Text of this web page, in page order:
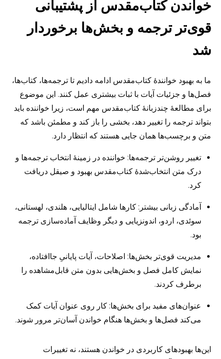
خواندن کتاب‌مقدس از پشتیبانی
قوی‌تر ترجمه و بخش‌ها برخوردار
شد
ما به بهبود خوانندهٔ کتاب‌مقدس ادامه دادیم تا ترجمه‌ها، کتاب‌ها،
فصل‌ها و جزئیات آیات با ثبات بیشتری عمل کنند. این موضوع
برای مطالعهٔ چندزبانهٔ کتاب‌مقدس مهم است، زیرا خواننده باید
بتواند ترجمه را تغییر دهد، بخشی را باز کند و مطمئن باشد که
متن و برچسب‌ها همان جایی هستند که انتظار دارد.
تغییر روشن‌تر ترجمه‌ها: خواننده در زمینهٔ انتخاب ترجمه‌ها و
درک متن انتخاب‌شدهٔ کتاب‌مقدس بهبود و صیقل دریافت
کرد.
آمادگی زبانی بیشتر: کارها شامل ایتالیایی، هلندی، لهستانی،
سوئدی، اردو، اندونزیایی و دیگر وظایف آماده‌سازی ترجمه
بود.
مدیریت قوی‌تر بخش‌ها: اصلاحات، آیات پایانیِ جاافتاده،
نمایش کامل فصل و بخش‌هایی بدون متن قابل‌مشاهده را
برطرف کردند.
عنوان‌های مفید برای بخش‌ها: کار روی عنوان آیات کمک
می‌کند فصل‌ها و بخش‌ها هنگام خواندن آسان‌تر مرور شوند.
این‌ها بهبودهای کاربردی در خواندن هستند، نه تغییرات